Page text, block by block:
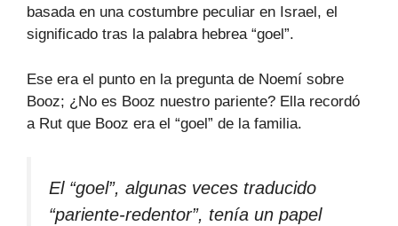
basada en una costumbre peculiar en Israel, el
significado tras la palabra hebrea “goel”.
Ese era el punto en la pregunta de Noemí sobre
Booz; ¿No es Booz nuestro pariente? Ella recordó
a Rut que Booz era el “goel” de la familia.
El “goel”, algunas veces traducido
“pariente-redentor”, tenía un papel